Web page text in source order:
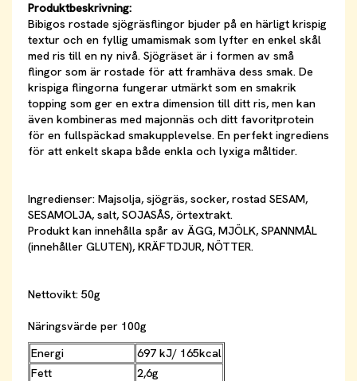
Produktbeskrivning:
Bibigos rostade sjögräsflingor bjuder på en härligt krispig
textur och en fyllig umamismak som lyfter en enkel skål
med ris till en ny nivå. Sjögräset är i formen av små
flingor som är rostade för att framhäva dess smak. De
krispiga flingorna fungerar utmärkt som en smakrik
topping som ger en extra dimension till ditt ris, men kan
även kombineras med majonnäs och ditt favoritprotein
för en fullspäckad smakupplevelse. En perfekt ingrediens
för att enkelt skapa både enkla och lyxiga måltider.
Ingredienser: Majsolja, sjögräs, socker, rostad SESAM,
SESAMOLJA, salt, SOJASÅS, örtextrakt.
Produkt kan innehålla spår av ÄGG, MJÖLK, SPANNMÅL
(innehåller GLUTEN), KRÄFTDJUR, NÖTTER.
Nettovikt: 50g
Näringsvärde per 100g
Energi
697 kJ/ 165kcal
Fett
2,6g